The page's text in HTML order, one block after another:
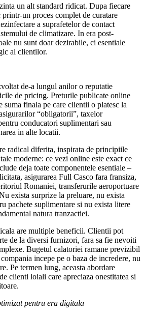
un alt standard ridicat. Dupa fiecare
un proces complet de curatare
a suprafetelor de contact
de climatizare. In era post-
nu sunt doar dezirabile, ci esentiale
al clientilor.
de-a lungul anilor o reputatie
de pricing. Preturile publicate online
suma finala pe care clientii o platesc la
“obligatorii”, taxelor
conducatori suplimentari sau
in alte locatii.
radical diferita, inspirata de principiile
moderne: ce vezi online este exact ce
deja toate componentele esentiale –
asigurarea Full Casco fara fransiza,
Romaniei, transferurile aeroportuare
exista surprize la preluare, nu exista
pachete suplimentare si nu exista litere
natura tranzactiei.
are multiple beneficii. Clientii pot
de la diversi furnizori, fara sa fie nevoiti
Bugetul calatoriei ramane previzibil
incepe pe o baza de incredere, nu
Pe termen lung, aceasta abordare
clienti loiali care apreciaza onestitatea si
pentru era digitala